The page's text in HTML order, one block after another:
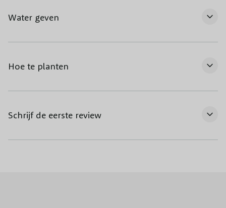
Water geven
Hoe te planten
Schrijf de eerste review